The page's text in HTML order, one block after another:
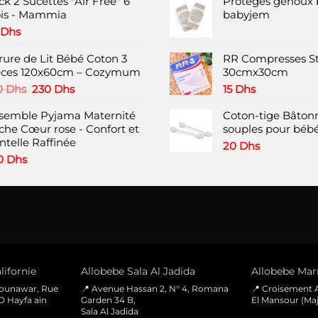
produit
du
produit
- Mammia
Dhs
de Lit Bébé Coton 3
120x60cm – Cozymum
Dhs Le
initial
était :
350 Dhs.
230 DhsLe
actuel
est :
230 Dhs.
Pyjama Maternité
Cœur rose - Confort et
Raffinée
Dhs
babyjem
RR Compresses
30cmx30cm
15 Dhs
Coton-tige
souples pour
20 Dhs
Rue
Hayfa ain
Allobebe Sala Al Jadida
📍 Avenue Hassan 2, N° 4, Romana
Garden 34 B,
Sala Al Jadida
Allobebe
📍 Croisement
El Mansour